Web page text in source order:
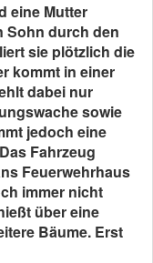
eine Mutter
Sohn durch den
sie plötzlich die
kommt in einer
dabei nur
sowie
jedoch eine
Fahrzeug
Feuerwehrhaus
immer nicht
über eine
Bäume. Erst